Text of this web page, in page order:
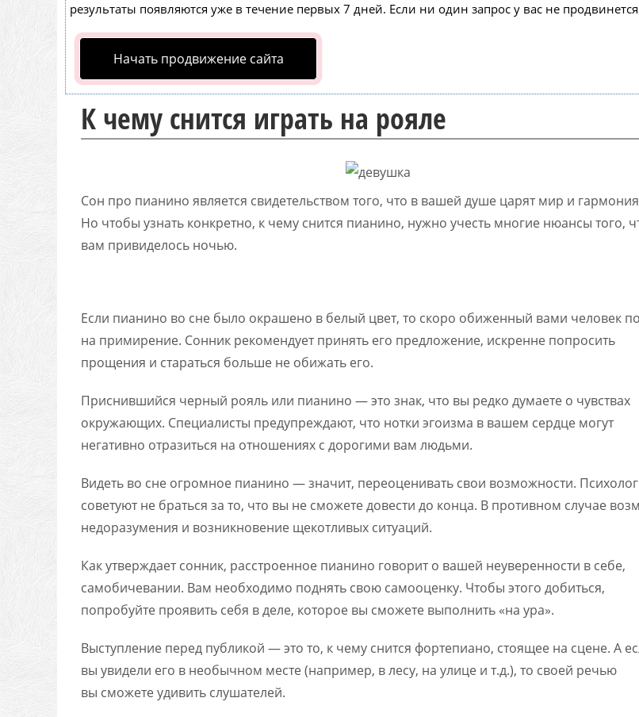
результаты появляются уже в течение первых 7 дней. Если ни один запрос у вас не
Начать продвижение сайта
К чему снится играть на рояле
Сон про пианино является свидетельством того, что в вашей душе царят мир и
Но чтобы узнать конкретно, к чему снится пианино, нужно учесть многие нюансы того,
вам привиделось ночью.
Если пианино во сне было окрашено в белый цвет, то скоро обиженный вами человек
на примирение. Сонник рекомендует принять его предложение, искренне попросить
прощения и стараться больше не обижать его.
Приснившийся черный рояль или пианино — это знак, что вы редко думаете о чувствах
окружающих. Специалисты предупреждают, что нотки эгоизма в вашем сердце могут
негативно отразиться на отношениях с дорогими вам людьми.
Видеть во сне огромное пианино — значит, переоценивать свои возможности.
советуют не браться за то, что вы не сможете довести до конца. В противном случае
недоразумения и возникновение щекотливых ситуаций.
Как утверждает сонник, расстроенное пианино говорит о вашей неуверенности в себе,
самобичевании. Вам необходимо поднять свою самооценку. Чтобы этого добиться,
попробуйте проявить себя в деле, которое вы сможете выполнить «на ура».
Выступление перед публикой — это то, к чему снится фортепиано, стоящее на сцене. А
вы увидели его в необычном месте (например, в лесу, на улице и т.д.), то своей речью
вы сможете удивить слушателей.